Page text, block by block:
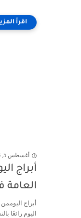
أغسطس 5, 2026
أبراج
اليوم رائعًا